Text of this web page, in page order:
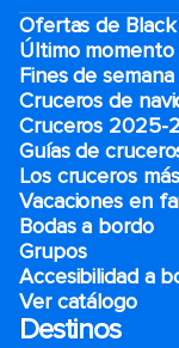
Ofertas de Black
Último momento
Fines de semana
Cruceros de
Cruceros 2025-
Guías de
Los cruceros
Vacaciones en
Bodas a bordo
Grupos
Accesibilidad a
Ver catálogo
Destinos